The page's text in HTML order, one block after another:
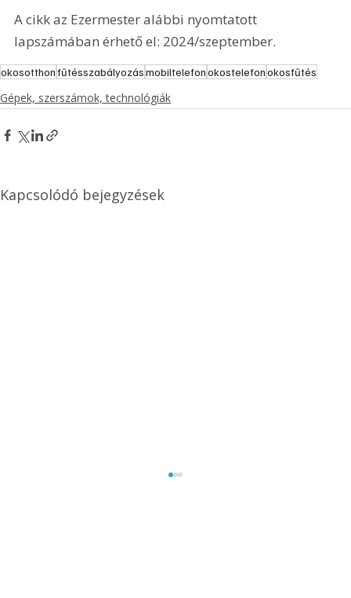
A cikk az Ezermester alábbi nyomtatott
lapszámában érhető el: 2024/szeptember.
okosotthonfűtésszabályozásmobiltelefonokostelefonokosfűtés
Gépek, szerszámok, technológiák
Kapcsolódó bejegyzések